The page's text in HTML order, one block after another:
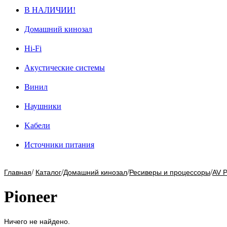
В НАЛИЧИИ!
Домашний кинозал
Hi-Fi
Акустические системы
Винил
Наушники
Kабели
Источники питания
Главная/ Каталог/Домашний кинозал/Ресиверы и процессоры/AV
Pioneer
Ничего не найдено.